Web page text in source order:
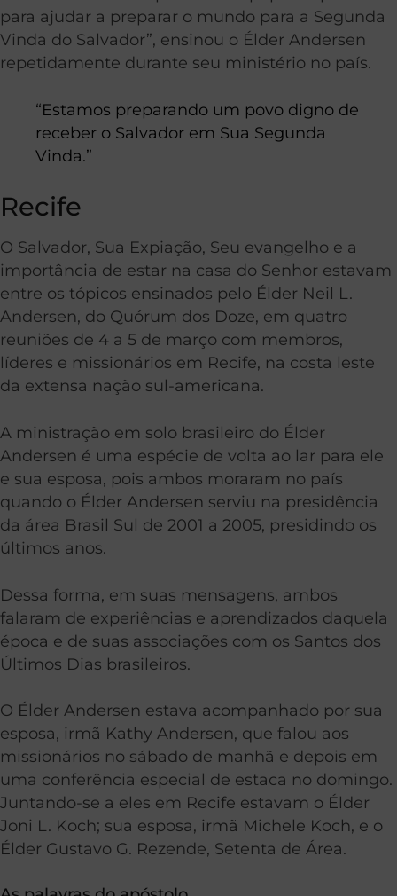
para ajudar a preparar o mundo para a Segunda
Vinda do Salvador”, ensinou o Élder Andersen
repetidamente durante seu ministério no país.
“Estamos preparando um povo digno de
receber o Salvador em Sua Segunda
Vinda.”
Recife
O Salvador, Sua Expiação, Seu evangelho e a
importância de estar na casa do Senhor estavam
entre os tópicos ensinados pelo Élder Neil L.
Andersen, do Quórum dos Doze, em quatro
reuniões de 4 a 5 de março com membros,
líderes e missionários em Recife, na costa leste
da extensa nação sul-americana.
A ministração em solo brasileiro do Élder
Andersen é uma espécie de volta ao lar para ele
e sua esposa, pois ambos moraram no país
quando o Élder Andersen serviu na presidência
da área Brasil Sul de 2001 a 2005, presidindo os
últimos anos.
Dessa forma, em suas mensagens, ambos
falaram de experiências e aprendizados daquela
época e de suas associações com os Santos dos
Últimos Dias brasileiros.
O Élder Andersen estava acompanhado por sua
esposa, irmã Kathy Andersen, que falou aos
missionários no sábado de manhã e depois em
uma conferência especial de estaca no domingo.
Juntando-se a eles em Recife estavam o Élder
Joni L. Koch; sua esposa, irmã Michele Koch, e o
Élder Gustavo G. Rezende, Setenta de Área.